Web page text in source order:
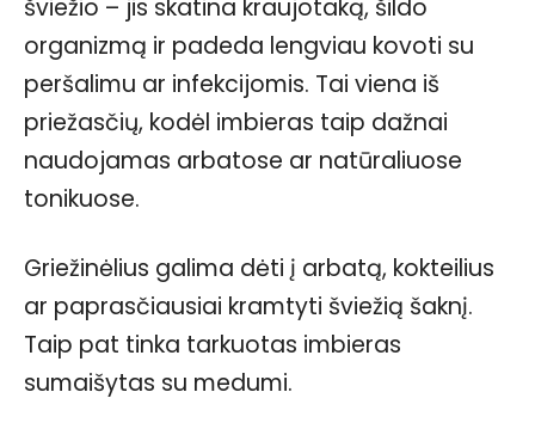
šviežio – jis skatina kraujotaką, šildo
organizmą ir padeda lengviau kovoti su
peršalimu ar infekcijomis. Tai viena iš
priežasčių, kodėl imbieras taip dažnai
naudojamas arbatose ar natūraliuose
tonikuose.
Griežinėlius galima dėti į arbatą, kokteilius
ar paprasčiausiai kramtyti šviežią šaknį.
Taip pat tinka tarkuotas imbieras
sumaišytas su medumi.